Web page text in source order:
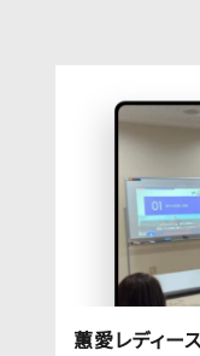
蕙愛レディー